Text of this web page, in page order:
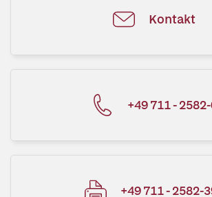
Kontakt
+49 711 -
+49 711 - 2582-